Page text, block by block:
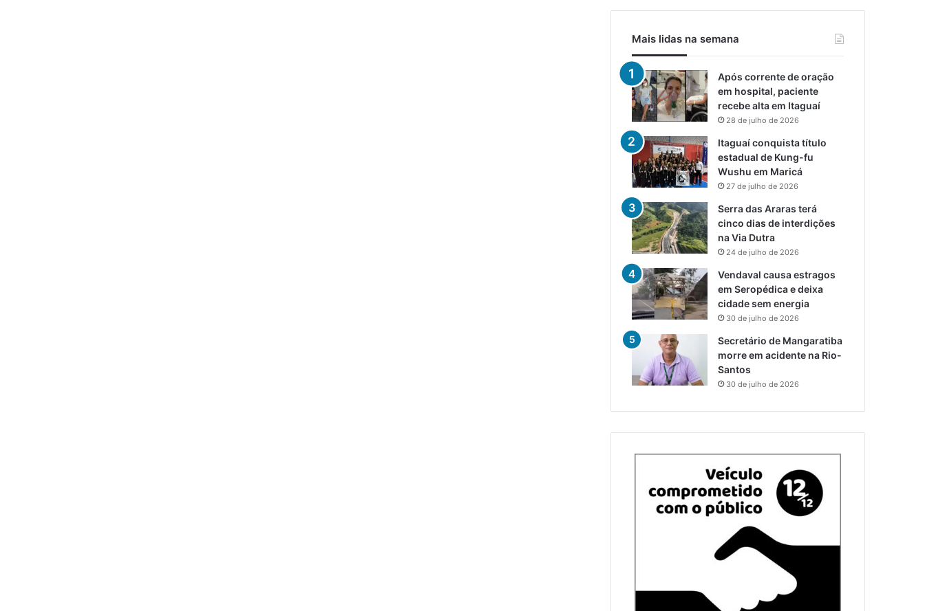
Mais lidas na semana
Após corrente de oração
em hospital, paciente
recebe alta em Itaguaí
28 de julho de 2026
Itaguaí conquista título
estadual de Kung-fu
Wushu em Maricá
27 de julho de 2026
Serra das Araras terá
cinco dias de interdições
na Via Dutra
24 de julho de 2026
Vendaval causa estragos
em Seropédica e deixa
cidade sem energia
30 de julho de 2026
Secretário de Mangaratiba
morre em acidente na Rio-
Santos
30 de julho de 2026